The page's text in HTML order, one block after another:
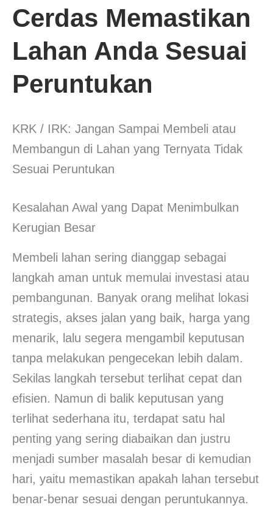
Cerdas Memastikan
Lahan Anda Sesuai
Peruntukan
KRK / IRK: Jangan Sampai Membeli atau
Membangun di Lahan yang Ternyata Tidak
Sesuai Peruntukan
Kesalahan Awal yang Dapat Menimbulkan
Kerugian Besar
Membeli lahan sering dianggap sebagai
langkah aman untuk memulai investasi atau
pembangunan. Banyak orang melihat lokasi
strategis, akses jalan yang baik, harga yang
menarik, lalu segera mengambil keputusan
tanpa melakukan pengecekan lebih dalam.
Sekilas langkah tersebut terlihat cepat dan
efisien. Namun di balik keputusan yang
terlihat sederhana itu, terdapat satu hal
penting yang sering diabaikan dan justru
menjadi sumber masalah besar di kemudian
hari, yaitu memastikan apakah lahan tersebut
benar-benar sesuai dengan peruntukannya.